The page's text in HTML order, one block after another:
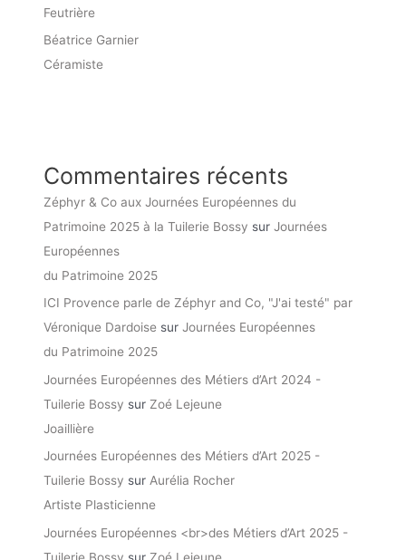
Feutrière
Béatrice Garnier
Céramiste
Commentaires récents
Zéphyr & Co aux Journées Européennes du
Patrimoine 2025 à la Tuilerie Bossy surJournées
Européennes
du Patrimoine 2025
ICI Provence parle de Zéphyr and Co, "J'ai testé" par
Véronique Dardoise surJournées Européennes
du Patrimoine 2025
Journées Européennes des Métiers d’Art 2024 -
Tuilerie Bossy sur Zoé Lejeune
Joaillière
Journées Européennes des Métiers d’Art 2025 -
Tuilerie Bossy surAurélia Rocher
Artiste Plasticienne
Journées Européennes <br>des Métiers d’Art 2025 -
Tuilerie Bossy sur Zoé Lejeune